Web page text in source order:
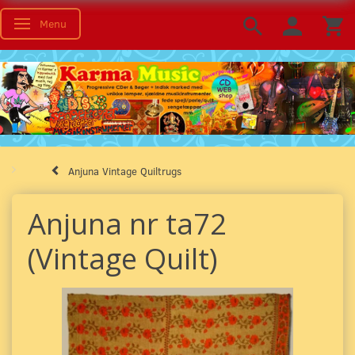
Toggle navigation
Menu
Anjuna Vintage Quiltrugs
Anjuna nr ta72
(Vintage Quilt)